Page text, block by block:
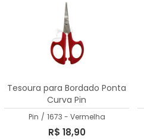
Tesoura para Bordado Ponta
Curva Pin
Pin / 1673 - Vermelha
R$ 18,90